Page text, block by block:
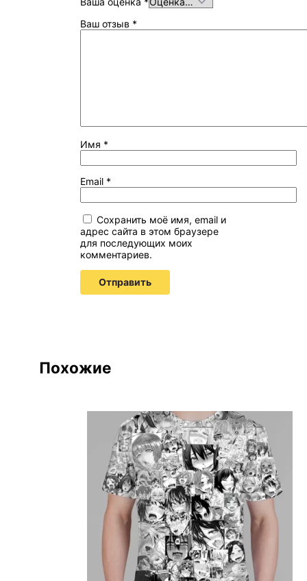
Ваш отзыв *
Имя *
Email *
Сохранить моё имя, email и
адрес сайта в этом браузере
для последующих моих
комментариев.
Похожие